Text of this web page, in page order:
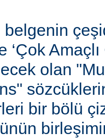
belgenin
‘Çok
olan
bir bölü